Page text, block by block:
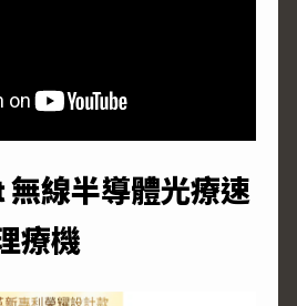
線半導體光療速
療機